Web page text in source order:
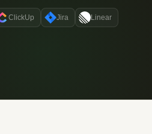
ClickUp Jira Linear